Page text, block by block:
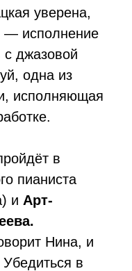
уверена,
— исполнение
джазовой
одна из
исполняющая
в
пианиста
и Арт-
Нина, и
в